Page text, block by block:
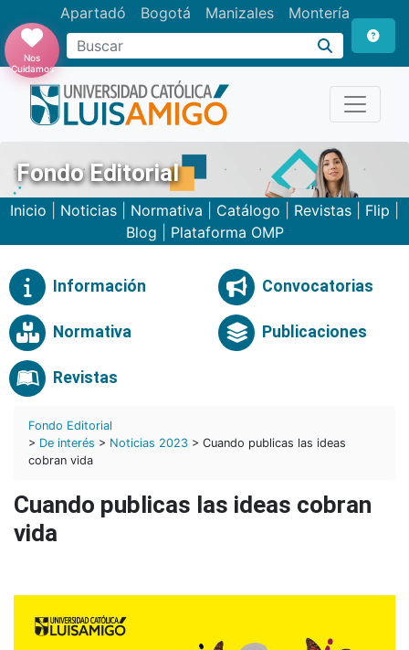
Apartadó Bogotá Manizales Montería
Buscar
Nos
Cuidamos
Fondo Editorial
Inicio Noticias Normativa Catálogo Revistas Flip
Blog
Plataforma OMP
Información Convocatorias
Normativa Publicaciones
Revistas
Fondo Editorial
> De interés > Noticias 2023 > Cuando publicas las ideas
cobran vida
Cuando publicas las ideas cobran
vida